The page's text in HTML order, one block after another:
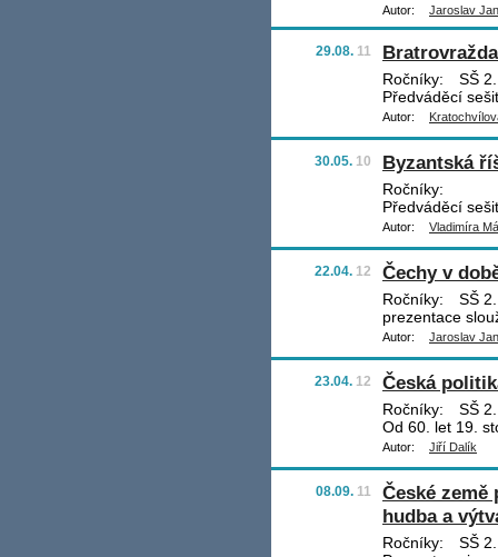
Autor: Jaroslav
29.08. 11
Ročníky:
SŠ
Předváděcí
Autor:
30.05. 10 Byzantská
Ročníky:
Předváděcí
Autor: Vladimíra
22.04. 12 Čechy v
Ročníky:
SŠ
prezentace
Autor: Jaroslav
23.04. 12 Česká
Ročníky:
SŠ
Od 60. let 19.
Autor: Jiří Dalík
08.09. 11
České
hudba a
Ročníky:
SŠ